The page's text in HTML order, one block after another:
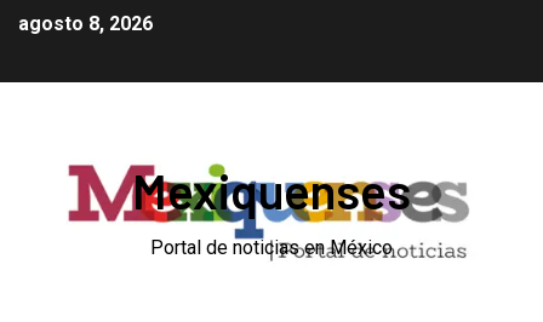
agosto 8, 2026
Mexiquenses
Portal de noticias en México